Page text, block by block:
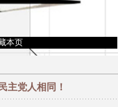
本页
主党人相同！